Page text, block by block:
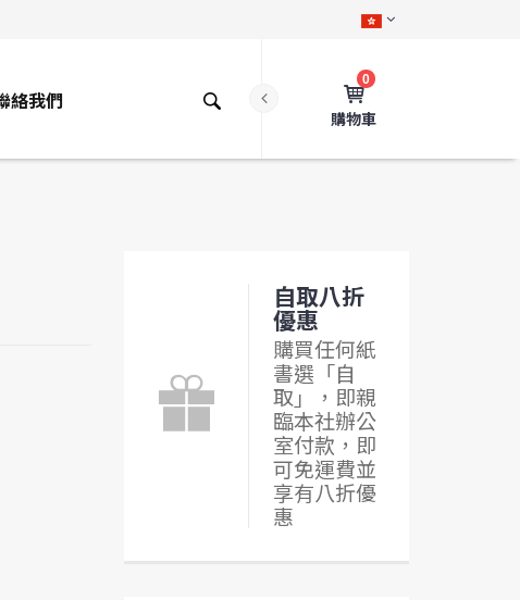
0
購物車
絡我們
自取八折
優惠
購買任何紙
書選「自
取」，即親
臨本社辦公
室付款，即
可免運費並
享有八折優
惠